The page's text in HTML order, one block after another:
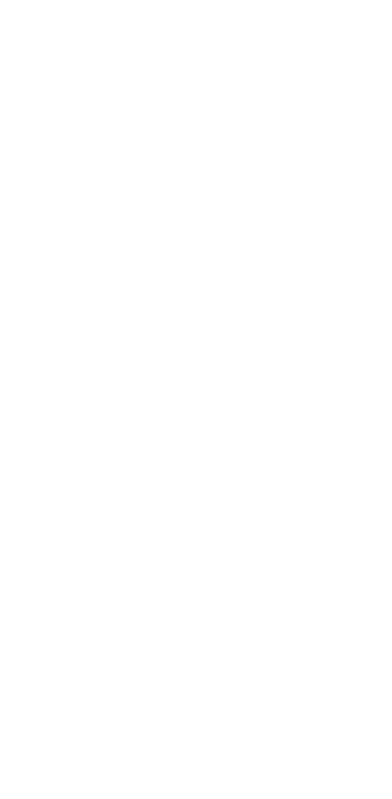
website. By continuing to browse this website, you accept that
cookies, you can access our